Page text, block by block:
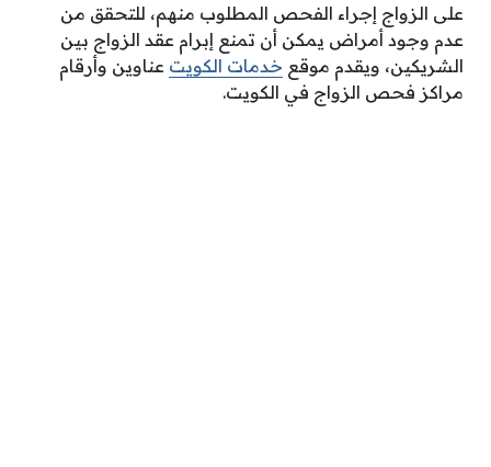
على الزواج إجراء الفحص المطلوب منهم، للتحقق من
عدم وجود أمراض يمكن أن تمنع إبرام عقد الزواج بين
الشريكين، ويقدم موقع خدمات الكويت عناوين وأرقام
مراكز فحص الزواج في الكويت.